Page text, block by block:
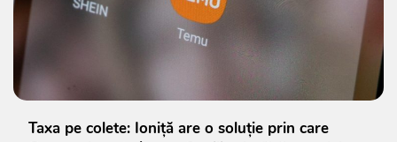
Taxa pe colete: Ioniță are o soluție prin care